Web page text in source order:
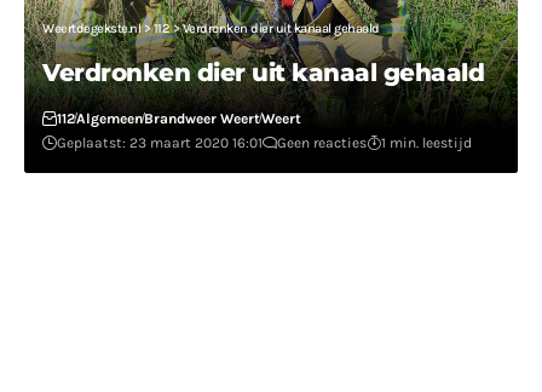
Weertdegekste.nl>112>Verdronken dier uit kanaal gehaald
Verdronken dier uit kanaal gehaald
112AlgemeenBrandweer WeertWeert
Geplaatst: 23 maart 2020 16:01
Geen reacties 1 min. leestijd